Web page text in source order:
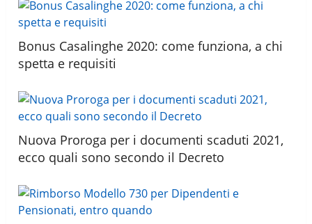
Bonus Casalinghe 2020: come funziona, a chi
spetta e requisiti
Nuova Proroga per i documenti scaduti 2021,
ecco quali sono secondo il Decreto